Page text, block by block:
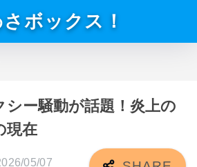
ボックス！
シー騒動が話題！炎上の
現在
05/07